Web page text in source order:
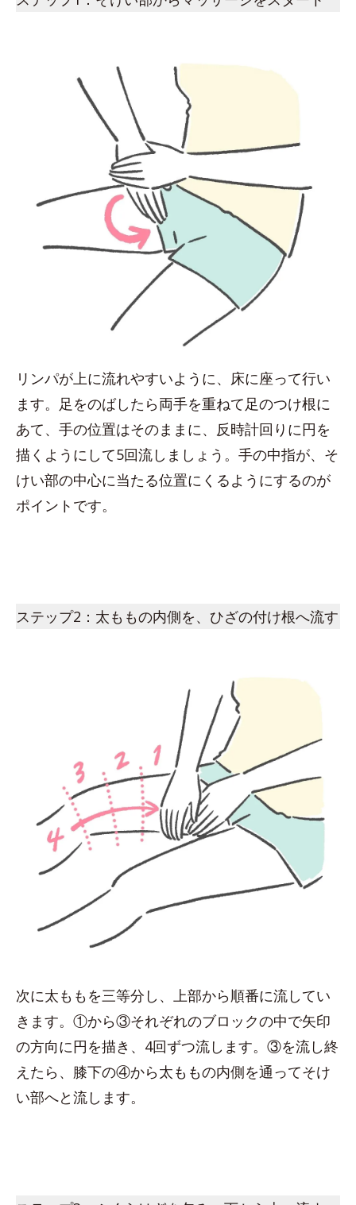
リンパが上に流れやすいように、床に座って行い
ます。足をのばしたら両手を重ねて足のつけ根に
あて、手の位置はそのままに、反時計回りに円を
描くようにして5回流しましょう。手の中指が、そ
けい部の中心に当たる位置にくるようにするのが
ポイントです。
ステップ2：太ももの内側を、ひざの付け根へ流す
次に太ももを三等分し、上部から順番に流してい
きます。①から③それぞれのブロックの中で矢印
の方向に円を描き、4回ずつ流します。③を流し終
えたら、膝下の④から太ももの内側を通ってそけ
い部へと流します。